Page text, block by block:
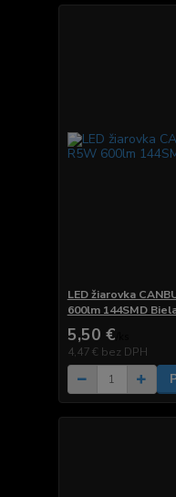
LED žiarovka
600lm 144SMD
5,50 €
4,47 € bez DPH